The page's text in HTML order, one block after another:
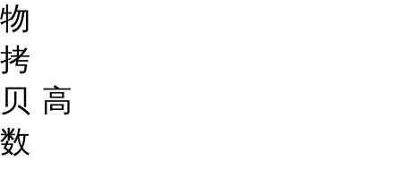
物
拷
贝
数
高